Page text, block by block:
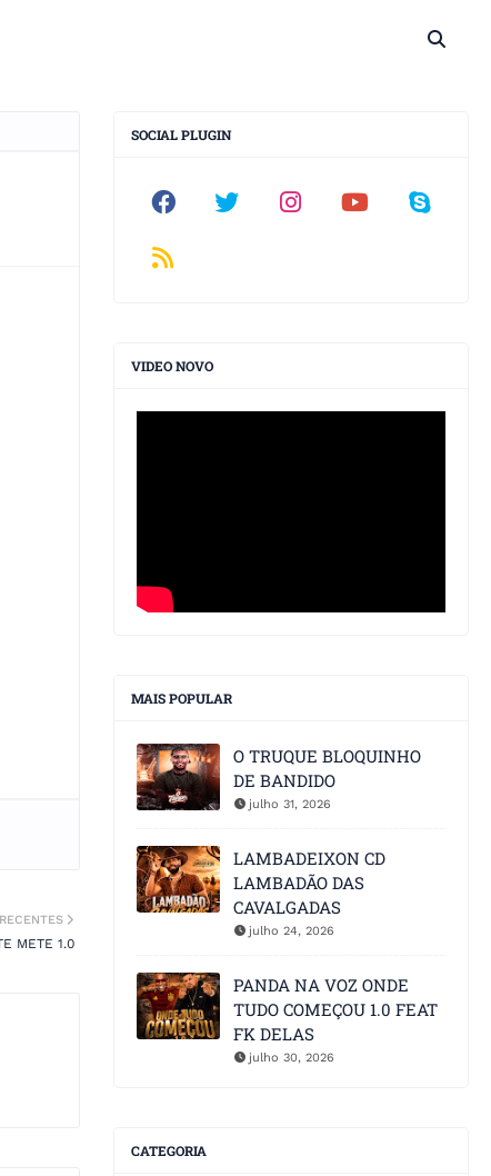
METE 1.0
SOCIAL PLUGIN
VIDEO NOVO
MAIS POPULAR
O TRUQUE BLOQUINHO
DE BANDIDO
julho 31, 2026
LAMBADEIXON CD
LAMBADÃO DAS
CAVALGADAS
julho 24, 2026
PANDA NA VOZ ONDE
TUDO COMEÇOU 1.0 FEAT
FK DELAS
julho 30, 2026
CATEGORIA